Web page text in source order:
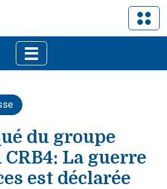
du groupe
CRB4: La guerre
est déclarée